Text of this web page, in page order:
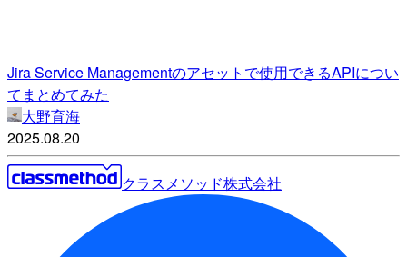
Jira Service Managementのアセットで使用できるAPIについ
てまとめてみた
大野育海
2025.08.20
クラスメソッド株式会社